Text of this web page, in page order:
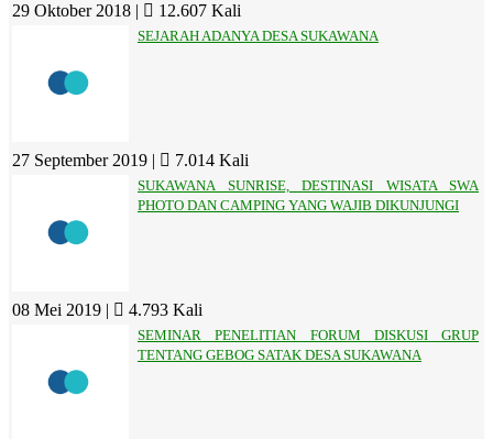
29 Oktober 2018 | 12.607 Kali
SEJARAH ADANYA DESA SUKAWANA
27 September 2019 | 7.014 Kali
SUKAWANA SUNRISE, DESTINASI WISATA SWA
PHOTO DAN CAMPING YANG WAJIB DIKUNJUNGI
08 Mei 2019 | 4.793 Kali
SEMINAR PENELITIAN FORUM DISKUSI GRUP
TENTANG GEBOG SATAK DESA SUKAWANA